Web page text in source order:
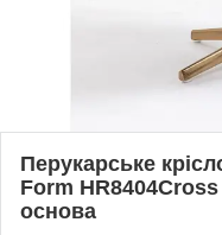
Перукарське
Form
основа